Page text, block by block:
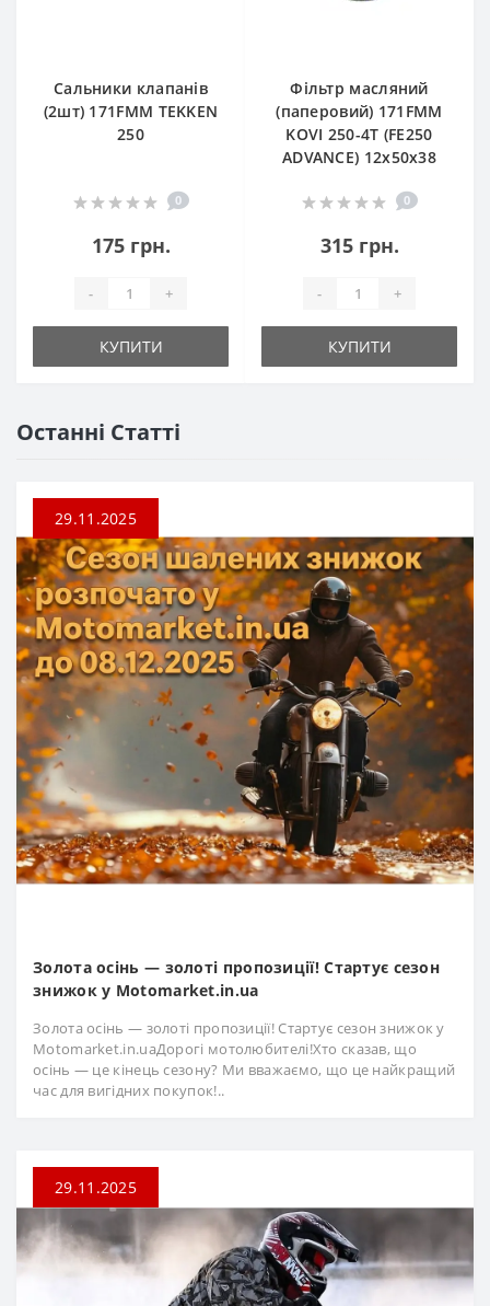
Сальники клапанів
(2шт) 171FMM TEKKEN
250
0
175 грн.
- +
КУПИТИ
Фільтр масляний
(паперовий) 171FMM
KOVI 250-4T (FE250
ADVANCE) 12х50х38
0
315 грн.
- +
КУПИТИ
Останні Статті
29.11.2025
Золота осінь — золоті пропозиції! Стартує сезон
знижок у Motomarket.in.ua
Золота осінь — золоті пропозиції! Стартує сезон знижок у
Motomarket.in.uaДорогі мотолюбителі!Хто сказав, що
осінь — це кінець сезону? Ми вважаємо, що це найкращий
час для вигідних покупок!..
29.11.2025